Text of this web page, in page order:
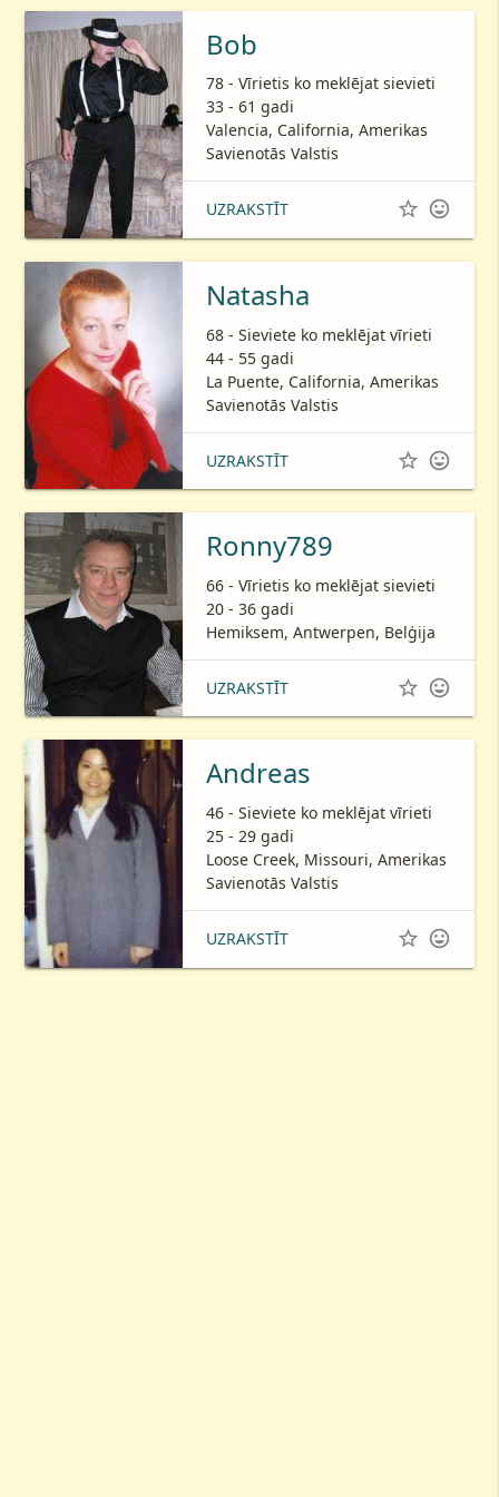
Bob
78 - Vīrietis ko meklējat sievieti
33 - 61 gadi
Valencia, California, Amerikas
Savienotās Valstis
UZRAKSTĪT  
Natasha
68 - Sieviete ko meklējat vīrieti
44 - 55 gadi
La Puente, California, Amerikas
Savienotās Valstis
UZRAKSTĪT  
Ronny789
66 - Vīrietis ko meklējat sievieti
20 - 36 gadi
Hemiksem, Antwerpen, Belģija
UZRAKSTĪT  
Andreas
46 - Sieviete ko meklējat vīrieti
25 - 29 gadi
Loose Creek, Missouri, Amerikas
Savienotās Valstis
UZRAKSTĪT  